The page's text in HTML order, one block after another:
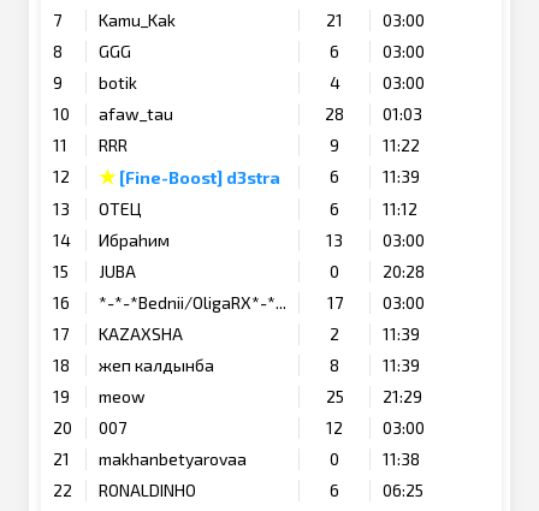
7
Kamu_Kak 21
03:00
8
GGG 6
03:00
9
botik 4
03:00
10
afaw_tau 28
01:03
11
RRR 9
11:22
12
★ [Fine-Boost] d3stra 6
11:39
13
ОТЕЦ 6
11:12
14
Ибраhим 13
03:00
15
JUBA 0
20:28
16
*-*-*Bednii/OligaRX*-*... 17
03:00
17
KAZAXSHA 2
11:39
18
жеп калдынба 8
11:39
19
meow 25
21:29
20
007 12
03:00
21
makhanbetyarovaa 0
11:38
22
RONALDINHO 6
06:25